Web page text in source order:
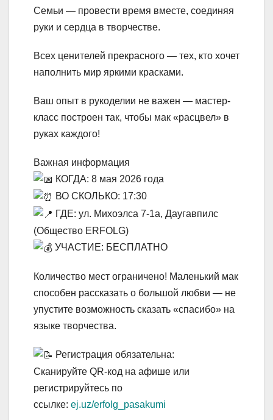
Семьи — провести время вместе, соединяя
руки и сердца в творчестве.
Всех ценителей прекрасного — тех, кто хочет
наполнить мир яркими красками.
Ваш опыт в рукоделии не важен — мастер-
класс построен так, чтобы мак «расцвел» в
руках каждого!
Важная информация
КОГДА: 8 мая 2026 года
ВО СКОЛЬКО: 17:30
ГДЕ: ул. Михоэлса 7-1а, Даугавпилс
(Общество ERFOLG)
УЧАСТИЕ: БЕСПЛАТНО
Количество мест ограничено! Маленький мак
способен рассказать о большой любви — не
упустите возможность сказать «спасибо» на
языке творчества.
Регистрация обязательна:
Сканируйте QR-код на афише или
регистрируйтесь по
ссылке: ej.uz/erfolg_pasakumi